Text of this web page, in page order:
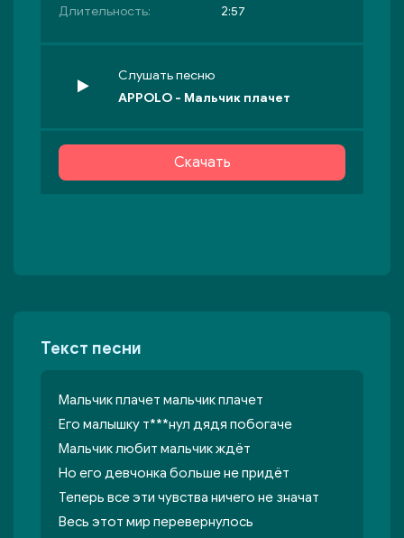
Длительность:
2:57
Слушать песню
APPOLO - Мальчик плачет
Скачать
Текст песни
Мальчик плачет мальчик плачет
Его малышку т***нул дядя побогаче
Мальчик любит мальчик ждёт
Но его девчонка больше не придёт
Теперь все эти чувства ничего не значат
Весь этот мир перевернулось